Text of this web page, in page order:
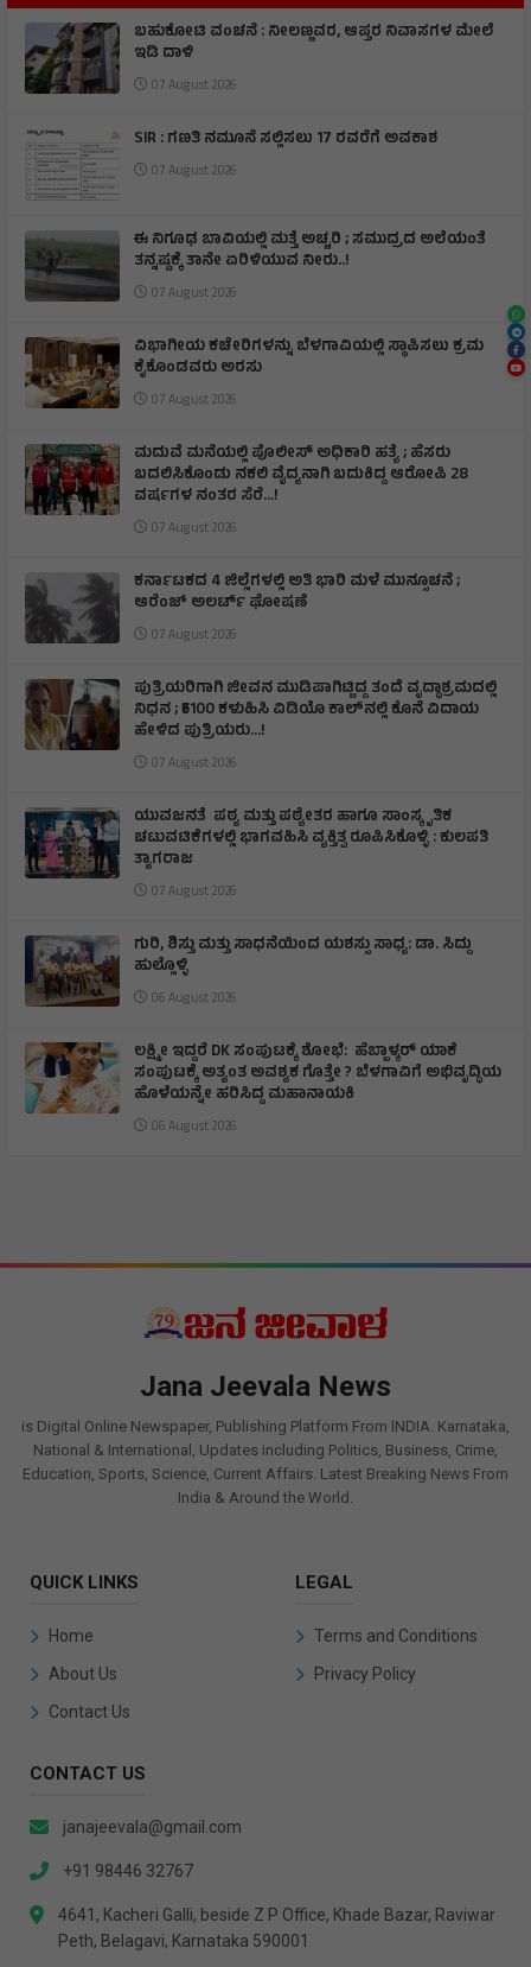
ಬಹುಕೋಟಿ ವಂಚನೆ : ನೀಲಣ್ಣವರ, ಆಪ್ತರ ನಿವಾಸಗಳ ಮೇಲೆ
ಇಡಿ ದಾಳಿ
07 August 2026
SIR : ಗಣತಿ ನಮೂನೆ ಸಲ್ಲಿಸಲು 17 ರವರೆಗೆ ಅವಕಾಶ
07 August 2026
ಈ ನಿಗೂಢ ಬಾವಿಯಲ್ಲಿ ಮತ್ತೆ ಅಚ್ಚರಿ ; ಸಮುದ್ರದ ಅಲೆಯಂತೆ
ತನ್ನಷ್ಟಕ್ಕೆ ತಾನೇ ಏರಿಳಿಯುವ ನೀರು..!
07 August 2026
ವಿಭಾಗೀಯ ಕಚೇರಿಗಳನ್ನು ಬೆಳಗಾವಿಯಲ್ಲಿ ಸ್ಥಾಪಿಸಲು ಕ್ರಮ
ಕೈಕೊಂಡವರು ಅರಸು
07 August 2026
ಮದುವೆ ಮನೆಯಲ್ಲಿ ಪೊಲೀಸ್ ಅಧಿಕಾರಿ ಹತ್ಯೆ ; ಹೆಸರು
ಬದಲಿಸಿಕೊಂಡು ನಕಲಿ ವೈದ್ಯನಾಗಿ ಬದುಕಿದ್ದ ಆರೋಪಿ 28
ವರ್ಷಗಳ ನಂತರ ಸೆರೆ…!
07 August 2026
ಕರ್ನಾಟಕದ 4 ಜಿಲ್ಲೆಗಳಲ್ಲಿ ಅತಿ ಭಾರಿ ಮಳೆ ಮುನ್ಸೂಚನೆ ;
ಆರೆಂಜ್‌ ಅಲರ್ಟ್‌ ಘೋಷಣೆ
07 August 2026
ಪುತ್ರಿಯರಿಗಾಗಿ ಜೀವನ ಮುಡಿಪಾಗಿಟ್ಟಿದ್ದ ತಂದೆ ವೃದ್ಧಾಶ್ರಮದಲ್ಲಿ
ನಿಧನ ; ₹5100 ಕಳುಹಿಸಿ ವಿಡಿಯೊ ಕಾಲ್‌ನಲ್ಲಿ ಕೊನೆ ವಿದಾಯ
ಹೇಳಿದ ಪುತ್ರಿಯರು...!
07 August 2026
ಯುವಜನತೆ ಪಠ್ಯ ಮತ್ತು ಪಠ್ಯೇತರ ಹಾಗೂ ಸಾಂಸ್ಕೃತಿಕ
ಚಟುವಟಿಕೆಗಳಲ್ಲಿ ಭಾಗವಹಿಸಿ ವ್ಯಕ್ತಿತ್ವ ರೂಪಿಸಿಕೊಳ್ಳಿ : ಕುಲಪತಿ
ತ್ಯಾಗರಾಜ
07 August 2026
ಗುರಿ, ಶಿಸ್ತು ಮತ್ತು ಸಾಧನೆಯಿಂದ ಯಶಸ್ಸು ಸಾಧ್ಯ: ಡಾ. ಸಿದ್ದು
ಹುಲ್ಲೊಳ್ಳಿ
06 August 2026
ಲಕ್ಷ್ಮೀ ಇದ್ದರೆ DK ಸಂಪುಟಕ್ಕೆ ಶೋಭೆ: ಹೆಬ್ಬಾಳ್ಕರ್ ಯಾಕೆ
ಸಂಪುಟಕ್ಕೆ ಅತ್ಯಂತ ಅವಶ್ಯಕ ಗೊತ್ತೇ ? ಬೆಳಗಾವಿಗೆ ಅಭಿವೃದ್ಧಿಯ
ಹೊಳೆಯನ್ನೇ ಹರಿಸಿದ್ದ ಮಹಾನಾಯಕಿ
06 August 2026
Jana Jeevala News
is Digital Online Newspaper, Publishing Platform From INDIA. Karnataka,
National & International, Updates including Politics, Business, Crime,
Education, Sports, Science, Current Affairs. Latest Breaking News From
India & Around the World.
QUICK LINKS
Home
About Us
Contact Us
LEGAL
Terms and Conditions
Privacy Policy
CONTACT US
janajeevala@gmail.com
+91 98446 32767
4641, Kacheri Galli, beside Z P Office, Khade Bazar, Raviwar
Peth, Belagavi, Karnataka 590001